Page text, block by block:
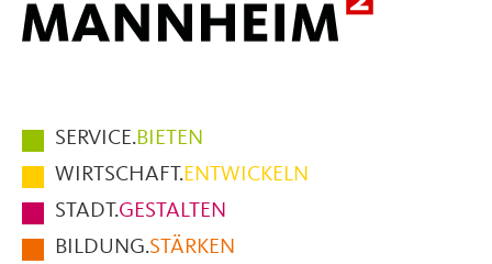
Hauptmenüpunkte
im
Fußbereich
der
Seite
SERVICE.BIETEN
WIRTSCHAFT.ENTWICKELN
STADT.GESTALTEN
BILDUNG.STÄRKEN